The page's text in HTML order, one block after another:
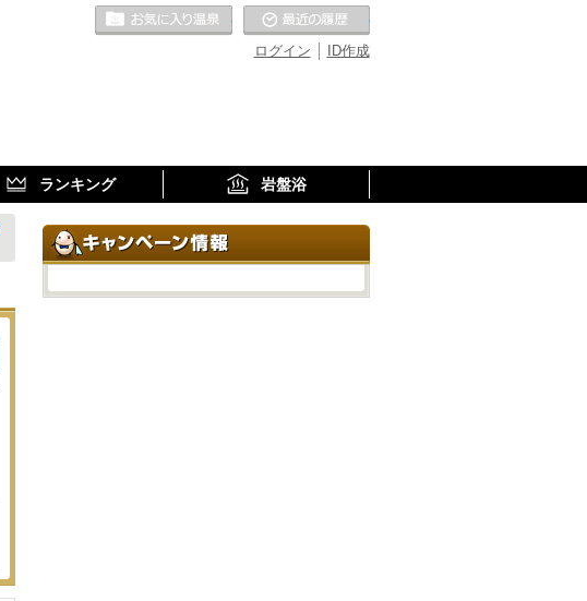
ID作成
ログイン
お気に入りの温泉
ランキング 岩盤浴